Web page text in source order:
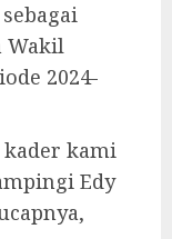
Wakil
2024-
kami
Edy